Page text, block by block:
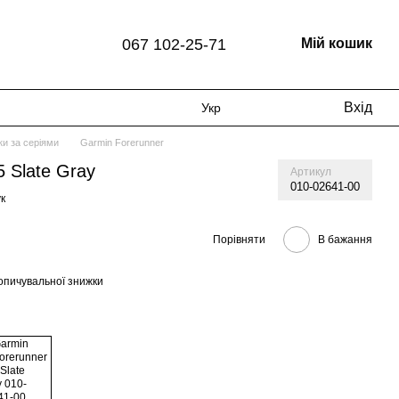
067 102-25-71 Мій кошик
Укр Вхід
за серіями Garmin Forerunner
Slate Gray Артикул
010-02641-00
Порівняти В бажання
знижки